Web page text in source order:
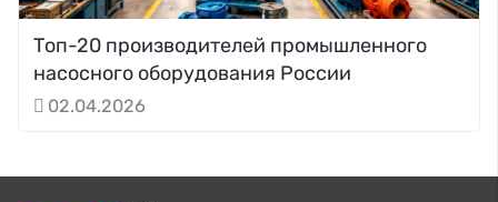
Топ-20 производителей промышленного
насосного оборудования России
02.04.2026